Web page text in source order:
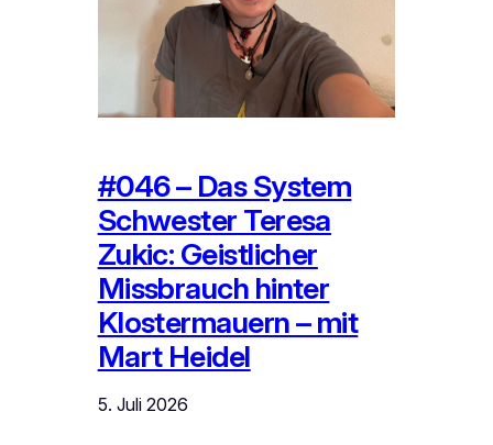
#046 – Das System
Schwester Teresa
Zukic: Geistlicher
Missbrauch hinter
Klostermauern – mit
Mart Heidel
5. Juli 2026